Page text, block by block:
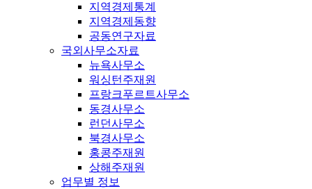
지역경제통계
지역경제동향
공동연구자료
국외사무소자료
뉴욕사무소
워싱턴주재원
프랑크푸르트사무소
동경사무소
런던사무소
북경사무소
홍콩주재원
상해주재원
업무별 정보